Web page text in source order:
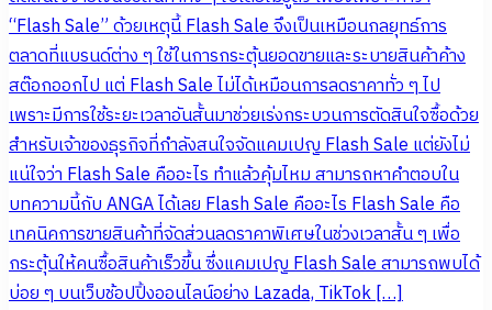
“Flash Sale” ด้วยเหตุนี้ Flash Sale จึงเป็นเหมือนกลยุทธ์การ
ตลาดที่แบรนด์ต่าง ๆ ใช้ในการกระตุ้นยอดขายและระบายสินค้าค้าง
สต๊อกออกไป แต่ Flash Sale ไม่ได้เหมือนการลดราคาทั่ว ๆ ไป
เพราะมีการใช้ระยะเวลาอันสั้นมาช่วยเร่งกระบวนการตัดสินใจซื้อด้วย
สำหรับเจ้าของธุรกิจที่กำลังสนใจจัดแคมเปญ Flash Sale แต่ยังไม่
แน่ใจว่า Flash Sale คืออะไร ทำแล้วคุ้มไหม สามารถหาคำตอบใน
บทความนี้กับ ANGA ได้เลย Flash Sale คืออะไร Flash Sale คือ
เทคนิคการขายสินค้าที่จัดส่วนลดราคาพิเศษในช่วงเวลาสั้น ๆ เพื่อ
กระตุ้นให้คนซื้อสินค้าเร็วขึ้น ซึ่งแคมเปญ Flash Sale สามารถพบได้
บ่อย ๆ บนเว็บช้อปปิ้งออนไลน์อย่าง Lazada, TikTok […]